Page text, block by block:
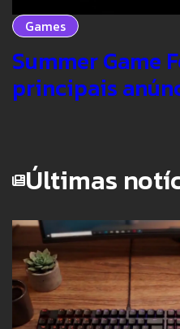
Games
Summer Game
principais
Últimas